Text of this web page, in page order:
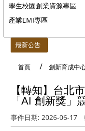
學生校園創業資源專區
產業EMI專區
最新公告
首頁 創新育成中
【轉知】台北
「AI 創新獎」
事件日期: 2026-06-17